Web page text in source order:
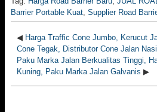
Barrier Portable Kuat, Supplier Road
◀ Harga Traffic Cone Jumbo, Kerucut
Cone Tegak, Distributor Cone Jalan
Paku Marka Jalan Berkualitas Tinggi,
Kuning, Paku Marka Jalan Galvanis ▶